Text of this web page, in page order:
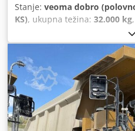
Stanje: veoma dobro
KS), ukupna težina: 32.000 kg
,
proizvodnje: 2007 Radnih
Radio Klima uređaj Kamera
korpe Stanje korpe:
podmazivanje Dsdpfxoyybt
18.00R33: oko 80% preostalo
Radna težina: 32 t.